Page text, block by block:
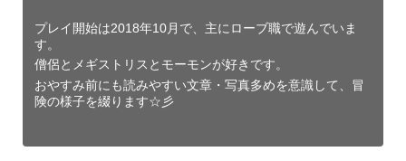
プレイ開始は2018年10月で、主にローブ職で遊んでいま
す。
僧侶とメギストリスとモーモンが好きです。
おやすみ前にも読みやすい文章・写真多めを意識して、冒
険の様子を綴ります☆彡